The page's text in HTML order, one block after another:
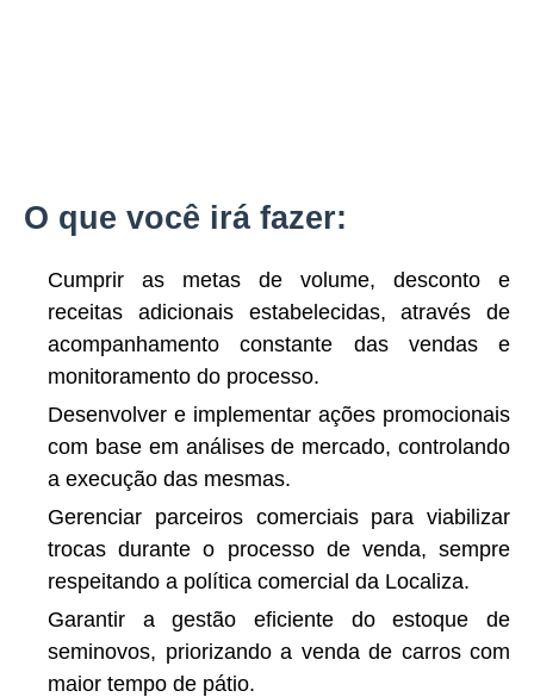
O que você irá fazer:
Cumprir as metas de volume, desconto e
receitas adicionais estabelecidas, através de
acompanhamento constante das vendas e
monitoramento do processo.
Desenvolver e implementar ações promocionais
com base em análises de mercado, controlando
a execução das mesmas.
Gerenciar parceiros comerciais para viabilizar
trocas durante o processo de venda, sempre
respeitando a política comercial da Localiza.
Garantir a gestão eficiente do estoque de
seminovos, priorizando a venda de carros com
maior tempo de pátio.